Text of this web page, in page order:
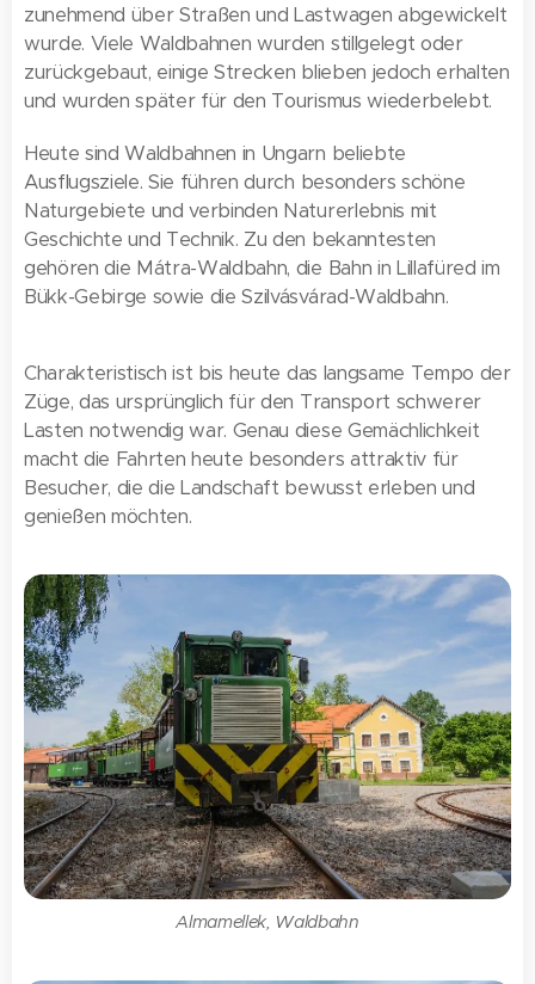
zunehmend über Straßen und Lastwagen abgewickelt
wurde. Viele Waldbahnen wurden stillgelegt oder
zurückgebaut, einige Strecken blieben jedoch erhalten
und wurden später für den Tourismus wiederbelebt.
Heute sind Waldbahnen in Ungarn beliebte
Ausflugsziele. Sie führen durch besonders schöne
Naturgebiete und verbinden Naturerlebnis mit
Geschichte und Technik. Zu den bekanntesten
gehören die Mátra-Waldbahn, die Bahn in Lillafüred im
Bükk-Gebirge sowie die Szilvásvárad-Waldbahn.
Charakteristisch ist bis heute das langsame Tempo der
Züge, das ursprünglich für den Transport schwerer
Lasten notwendig war. Genau diese Gemächlichkeit
macht die Fahrten heute besonders attraktiv für
Besucher, die die Landschaft bewusst erleben und
genießen möchten.
Almamellek, Waldbahn